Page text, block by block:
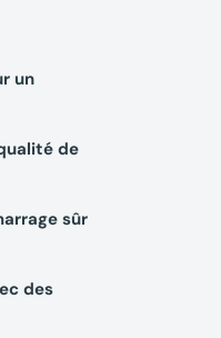
un
de
sûr
des